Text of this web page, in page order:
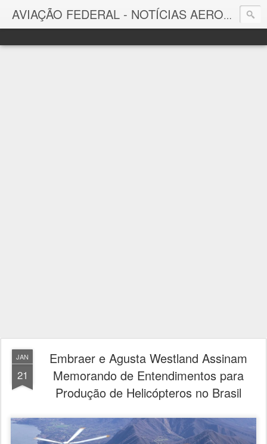
AVIAÇÃO FEDERAL - NOTÍCIAS AERONÁUTICAS & TECNOLOGIAS
Aviação Federal
JAN
21
Embraer e Agusta Westland Assinam
Memorando de Entendimentos para
Produção de Helicópteros no Brasil